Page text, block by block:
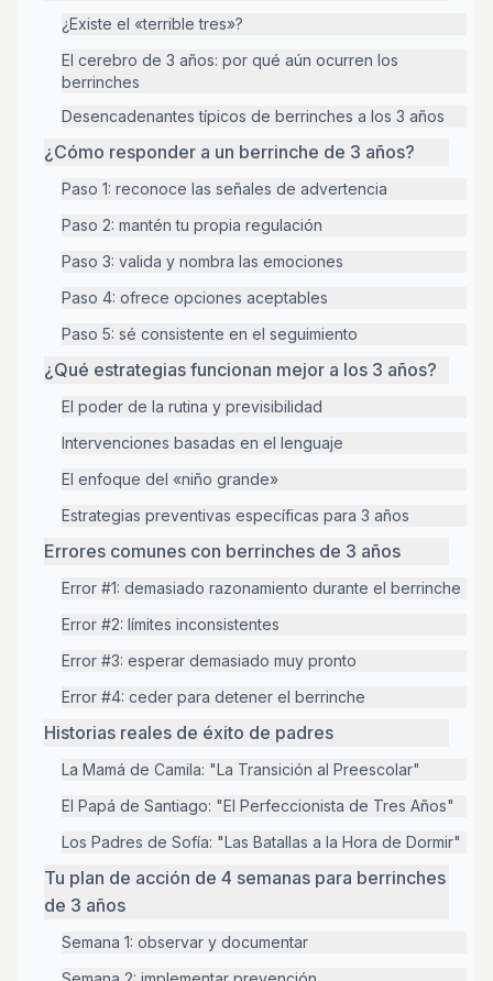
¿Existe el «terrible tres»?
El cerebro de 3 años: por qué aún ocurren los
berrinches
Desencadenantes típicos de berrinches a los 3 años
¿Cómo responder a un berrinche de 3 años?
Paso 1: reconoce las señales de advertencia
Paso 2: mantén tu propia regulación
Paso 3: valida y nombra las emociones
Paso 4: ofrece opciones aceptables
Paso 5: sé consistente en el seguimiento
¿Qué estrategias funcionan mejor a los 3 años?
El poder de la rutina y previsibilidad
Intervenciones basadas en el lenguaje
El enfoque del «niño grande»
Estrategias preventivas específicas para 3 años
Errores comunes con berrinches de 3 años
Error #1: demasiado razonamiento durante el berrinche
Error #2: límites inconsistentes
Error #3: esperar demasiado muy pronto
Error #4: ceder para detener el berrinche
Historias reales de éxito de padres
La Mamá de Camila: "La Transición al Preescolar"
El Papá de Santiago: "El Perfeccionista de Tres Años"
Los Padres de Sofía: "Las Batallas a la Hora de Dormir"
Tu plan de acción de 4 semanas para berrinches
de 3 años
Semana 1: observar y documentar